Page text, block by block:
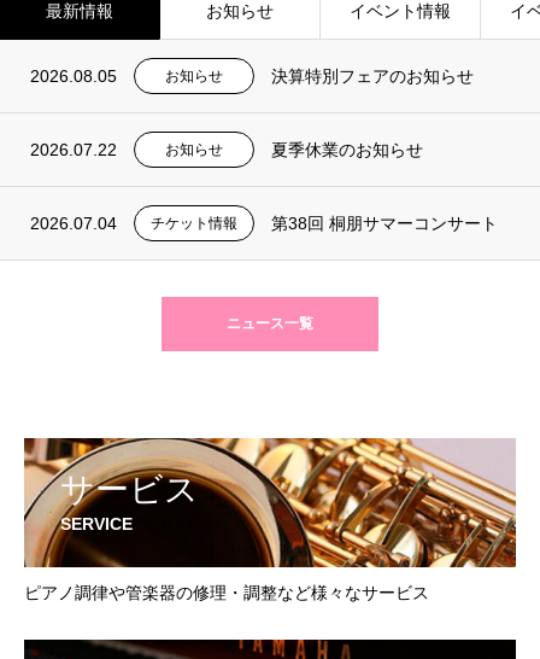
最新情報 お知らせ イベント情報 イ
2026.08.05 お知らせ 決算特別フェアのお知らせ
2026.07.22 お知らせ 夏季休業のお知らせ
2026.07.04 チケット情報 第38回 桐朋サマーコンサート
ニュース一覧
サービス
SERVICE
ピアノ調律や管楽器の修理・調整など様々なサービス